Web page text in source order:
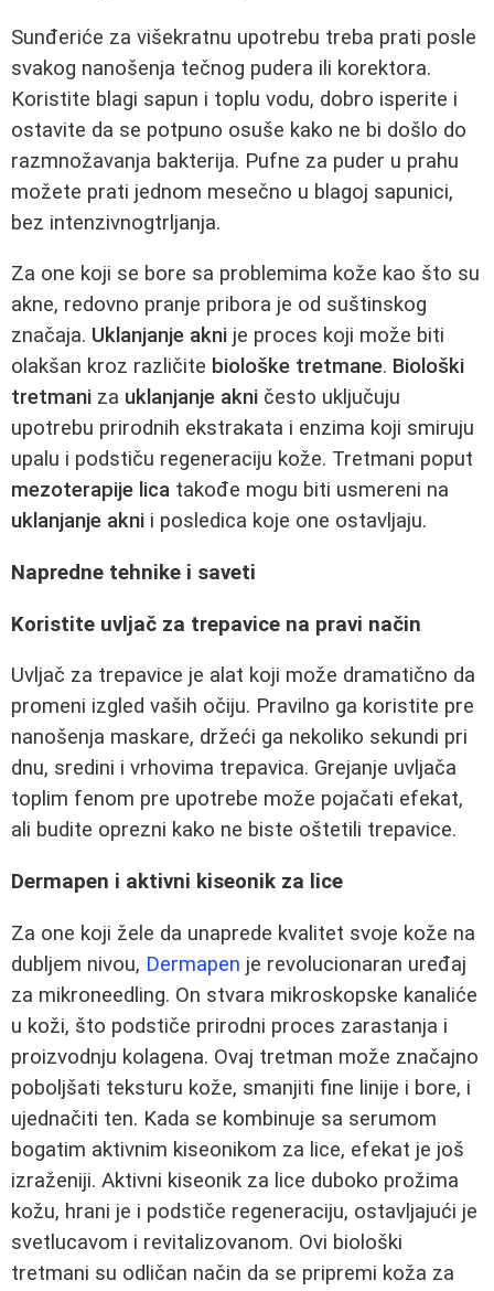
Sunđeriće za višekratnu upotrebu treba prati posle
svakog nanošenja tečnog pudera ili korektora.
Koristite blagi sapun i toplu vodu, dobro isperite i
ostavite da se potpuno osuše kako ne bi došlo do
razmnožavanja bakterija. Pufne za puder u prahu
možete prati jednom mesečno u blagoj sapunici,
bez intenzivnogtrljanja.
Za one koji se bore sa problemima kože kao što su
akne, redovno pranje pribora je od suštinskog
značaja. Uklanjanje akni je proces koji može biti
olakšan kroz različite biološke tretmane. Biološki
tretmani za uklanjanje akni često uključuju
upotrebu prirodnih ekstrakata i enzima koji smiruju
upalu i podstiču regeneraciju kože. Tretmani poput
mezoterapije lica takođe mogu biti usmereni na
uklanjanje akni i posledica koje one ostavljaju.
Napredne tehnike i saveti
Koristite uvljač za trepavice na pravi način
Uvljač za trepavice je alat koji može dramatično da
promeni izgled vaših očiju. Pravilno ga koristite pre
nanošenja maskare, držeći ga nekoliko sekundi pri
dnu, sredini i vrhovima trepavica. Grejanje uvljača
toplim fenom pre upotrebe može pojačati efekat,
ali budite oprezni kako ne biste oštetili trepavice.
Dermapen i aktivni kiseonik za lice
Za one koji žele da unaprede kvalitet svoje kože na
dubljem nivou, Dermapen je revolucionaran uređaj
za mikroneedling. On stvara mikroskopske kanaliće
u koži, što podstiče prirodni proces zarastanja i
proizvodnju kolagena. Ovaj tretman može značajno
poboljšati teksturu kože, smanjiti fine linije i bore, i
ujednačiti ten. Kada se kombinuje sa serumom
bogatim aktivnim kiseonikom za lice, efekat je još
izraženiji. Aktivni kiseonik za lice duboko prožima
kožu, hrani je i podstiče regeneraciju, ostavljajući je
svetlucavom i revitalizovanom. Ovi biološki
tretmani su odličan način da se pripremi koža za